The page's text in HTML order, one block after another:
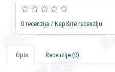
0 recenzija / Napišite recenziju
Opis Recenzije (0)